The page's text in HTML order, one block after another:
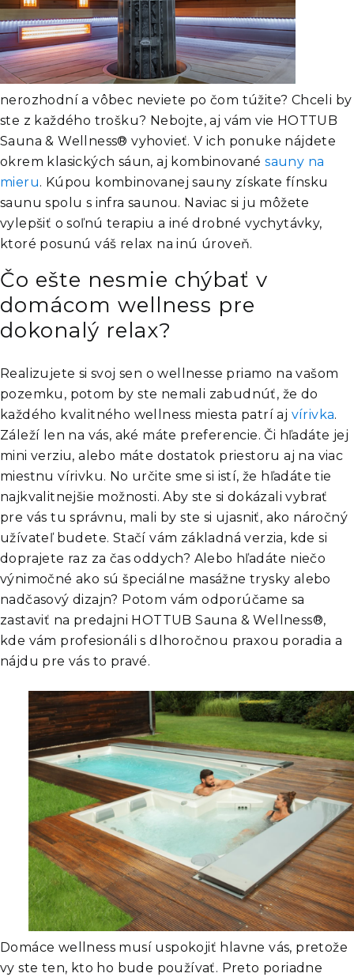
nerozhodní a vôbec neviete po čom túžite? Chceli by
ste z každého trošku? Nebojte, aj vám vie HOTTUB
Sauna & Wellness® vyhovieť. V ich ponuke nájdete
okrem klasických sáun, aj kombinovanésauny na
mieru. Kúpou kombinovanej sauny získate fínsku
saunu spolu s infra saunou. Naviac si ju môžete
vylepšiť o soľnú terapiu a iné drobné vychytávky,
ktoré posunú váš relax na inú úroveň.
Čo ešte nesmie chýbať v
domácom wellness pre
dokonalý relax?
Realizujete si svoj sen o wellnesse priamo na vašom
pozemku, potom by ste nemali zabudnúť, že do
každého kvalitného wellness miesta patrí aj vírivka.
Záleží len na vás, aké máte preferencie. Či hľadáte jej
mini verziu, alebo máte dostatok priestoru aj na viac
miestnu vírivku. No určite sme si istí, že hľadáte tie
najkvalitnejšie možnosti. Aby ste si dokázali vybrať
pre vás tu správnu, mali by ste si ujasniť, ako náročný
užívateľ budete. Stačí vám základná verzia, kde si
doprajete raz za čas oddych? Alebo hľadáte niečo
výnimočné ako sú špeciálne masážne trysky alebo
nadčasový dizajn? Potom vám odporúčame sa
zastaviť na predajni HOTTUB Sauna & Wellness®,
kde vám profesionáli s dlhoročnou praxou poradia a
nájdu pre vás to pravé.
Domáce wellness musí uspokojiť hlavne vás, pretože
vy ste ten, kto ho bude používať. Preto poriadne